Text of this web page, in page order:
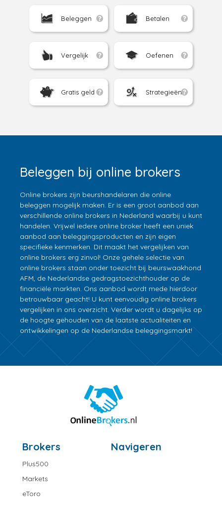
Beleggen Betalen
Vergelijk Oefenen
Gratis geld Strategieën
Beleggen bij online brokers
Online brokers zijn beurshandelaren die online
beleggen mogelijk maken. Er is een groot aanbod aan
verschillende online brokers in Nederland waarbij u kunt
handelen. Vrijwel iedere online broker heeft een uniek
aanbod aan beleggingsproducten en zijn eigen
specifieke kenmerken. Dit maakt het vergelijken van
online brokers erg zinvol! Onze gehele selectie van
online brokers staan onder toezicht bij beurswaakhond
AFM, de Nederlandse gedragstoezichthouder op de
financiële markten. Ons aanbod wordt mede hierdoor
betrouwbaar geacht! U kunt eenvoudig online brokers
vergelijken in ons overzicht. Verder wordt u dagelijks op
de hoogte gehouden van de laatste actualiteiten en
ontwikkelingen op de Nederlandse beleggingsmarkt!
Brokers
Plus500
Markets
eToro
Navigeren